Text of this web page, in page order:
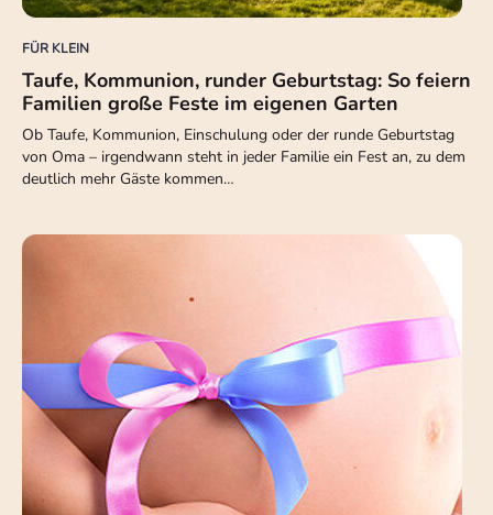
FÜR KLEIN
Taufe, Kommunion, runder Geburtstag: So feiern
Familien große Feste im eigenen Garten
Ob Taufe, Kommunion, Einschulung oder der runde Geburtstag
von Oma – irgendwann steht in jeder Familie ein Fest an, zu dem
deutlich mehr Gäste kommen…